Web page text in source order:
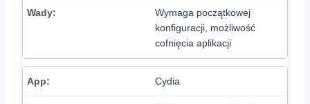
Wymaga początkowej
konfiguracji, możliwość
cofnięcia aplikacji
Cydia